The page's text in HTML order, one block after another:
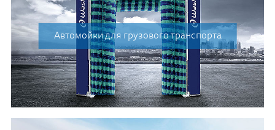
Автомойки для грузового транспорта